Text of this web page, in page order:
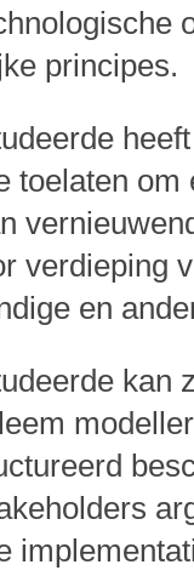
principes.
toelaten
verdieping
en
kan